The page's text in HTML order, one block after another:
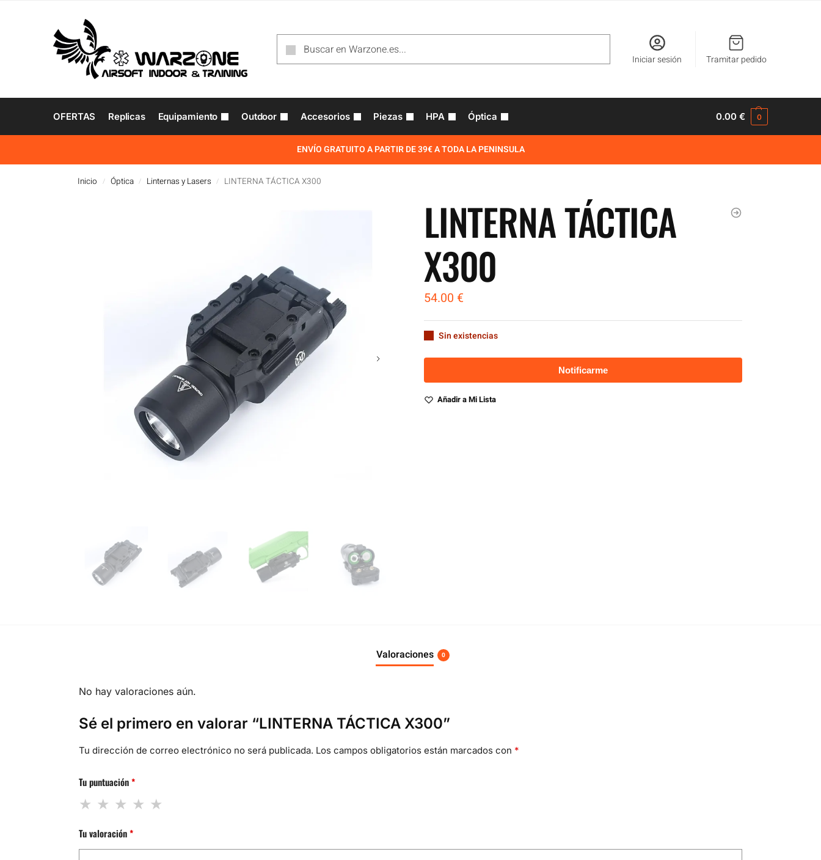
Iniciar sesión Tramitar pedido
OFERTAS Replicas Equipamiento Outdoor Accesorios Piezas HPA Óptica 0.00€ 0
ENVÍO GRATUITO A PARTIR DE 39€ A TODA LA PENINSULA
Inicio / Óptica / Linternas y Lasers / LINTERNA TÁCTICA X300
LINTERNA TÁCTICA
X300
54.00 €
Sin existencias
Añadir a Mi Lista
Valoraciones 0
No hay valoraciones aún.
Sé el primero en valorar “LINTERNA TÁCTICA X300”
Tu dirección de correo electrónico no será publicada. Los campos obligatorios están marcados con *
Tu puntuación*
Tu valoración*